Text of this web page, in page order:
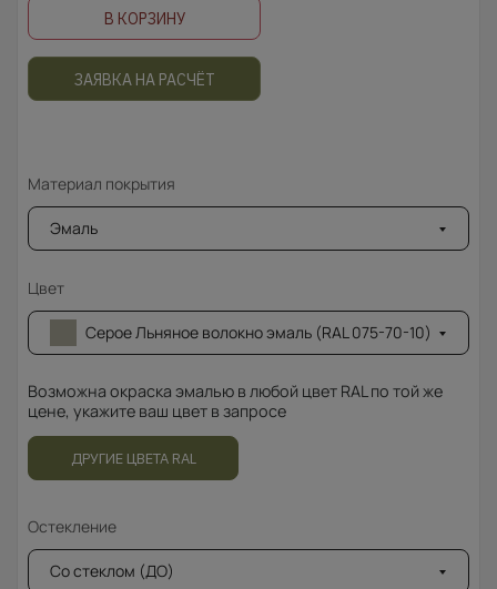
В КОРЗИНУ
ЗАЯВКА НА РАСЧЁТ
Материал покрытия
Эмаль
Цвет
Серое Льняное волокно эмаль (RAL 075-70-10)
Возможна окраска эмалью в любой цвет RAL по той же
цене, укажите ваш цвет в запросе
ДРУГИЕ ЦВЕТА RAL
Остекление
Со стеклом (ДО)